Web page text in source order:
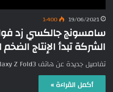
19/06/2021 1٬400
الشركة تبدأ الإنتاج
تفاصيل جديدة عن هاتف Galaxy Z Fold3
أكمل القراءة »